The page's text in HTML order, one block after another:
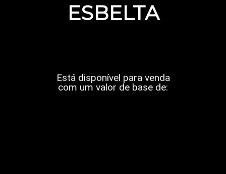
ESBELTA
Está disponível para venda
com um valor de base de: